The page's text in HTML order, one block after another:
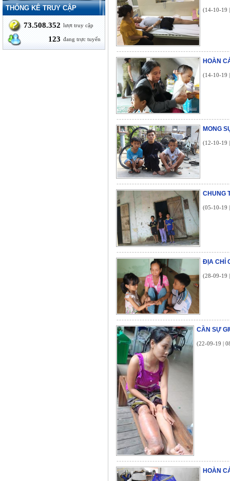
THỐNG KÊ TRUY CẬP
73.508.352 lượt truy cập
123 đang trực tuyến
(14-10-19
HOÀN
(14-10-19
MONG
(12-10-19
CHUNG
(05-10-19
ĐỊA CHỈ
(28-09-19
CẦN SỰ
(22-09-19 |
HOÀN